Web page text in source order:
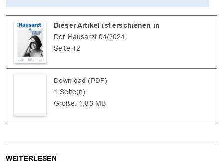
Dieser Artikel ist erschienen in
Der Hausarzt 04/2024
Seite 12
Download (PDF)
1 Seite(n)
Größe: 1,83 MB
WEITERLESEN